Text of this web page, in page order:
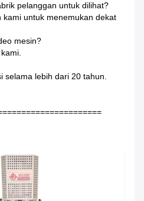
pelanggan untuk dilihat?
kami untuk menemukan dekat
mesin?
selama lebih dari 20 tahun.